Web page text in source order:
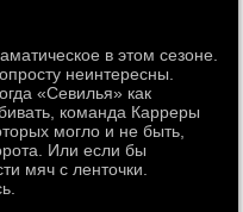
в этом сезоне.
неинтересны.
«Севилья» как
команда Карреры
могло и не быть,
Или если бы
мяч с ленточки.